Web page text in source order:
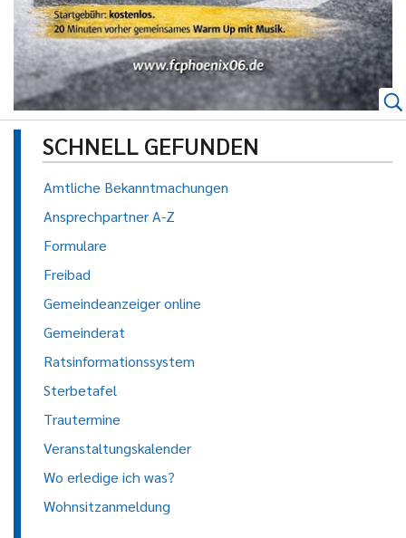
SCHNELL GEFUNDEN
Amtliche Bekanntmachungen
Ansprechpartner A-Z
Formulare
Freibad
Gemeindeanzeiger online
Gemeinderat
Ratsinformationssystem
Sterbetafel
Trautermine
Veranstaltungskalender
Wo erledige ich was?
Wohnsitzanmeldung